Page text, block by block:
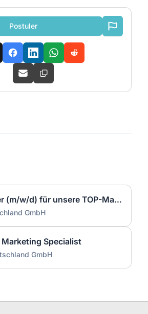
Postuler
Brand Manager (m/w/d) für unsere TOP-Marke Salakis
GmbH
Marketing Specialist
GmbH